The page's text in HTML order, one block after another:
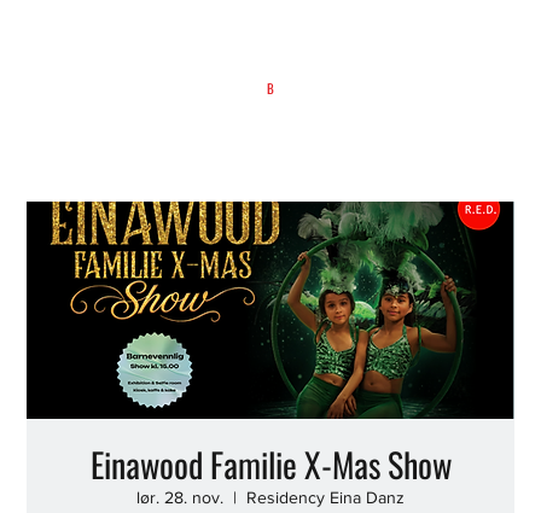
B
Einawood Familie X-Mas Show
lør. 28. nov.
  |
Residency Eina Danz